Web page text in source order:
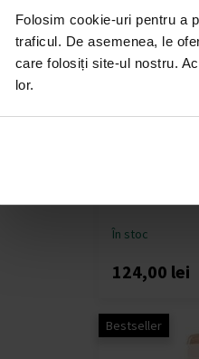
Folosim cookie-uri pentru a
traficul. De asemenea, le
care folosiți site-ul nostru.
lor.
În stoc
124,00 lei
Bestseller